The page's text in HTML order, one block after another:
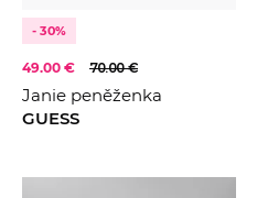
- 30%
49.00 € 70.00 €
Janie peněženka
GUESS